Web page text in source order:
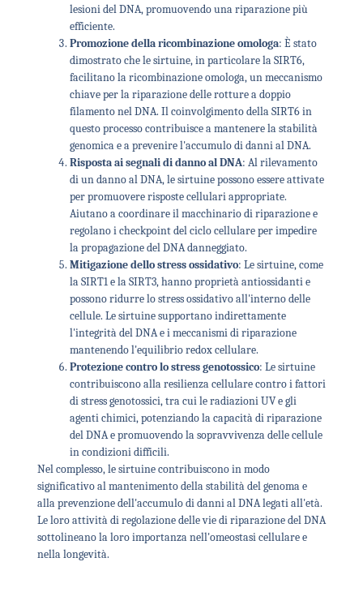
lesioni del DNA, promuovendo una riparazione più
efficiente.
Promozione della ricombinazione omologa: È stato
dimostrato che le sirtuine, in particolare la SIRT6,
facilitano la ricombinazione omologa, un meccanismo
chiave per la riparazione delle rotture a doppio
filamento nel DNA. Il coinvolgimento della SIRT6 in
questo processo contribuisce a mantenere la stabilità
genomica e a prevenire l'accumulo di danni al DNA.
Risposta ai segnali di danno al DNA: Al rilevamento
di un danno al DNA, le sirtuine possono essere attivate
per promuovere risposte cellulari appropriate.
Aiutano a coordinare il macchinario di riparazione e
regolano i checkpoint del ciclo cellulare per impedire
la propagazione del DNA danneggiato.
Mitigazione dello stress ossidativo: Le sirtuine, come
la SIRT1 e la SIRT3, hanno proprietà antiossidanti e
possono ridurre lo stress ossidativo all'interno delle
cellule. Le sirtuine supportano indirettamente
l'integrità del DNA e i meccanismi di riparazione
mantenendo l'equilibrio redox cellulare.
Protezione contro lo stress genotossico: Le sirtuine
contribuiscono alla resilienza cellulare contro i fattori
di stress genotossici, tra cui le radiazioni UV e gli
agenti chimici, potenziando la capacità di riparazione
del DNA e promuovendo la sopravvivenza delle cellule
in condizioni difficili.
Nel complesso, le sirtuine contribuiscono in modo
significativo al mantenimento della stabilità del genoma e
alla prevenzione dell'accumulo di danni al DNA legati all'età.
Le loro attività di regolazione delle vie di riparazione del DNA
sottolineano la loro importanza nell'omeostasi cellulare e
nella longevità.